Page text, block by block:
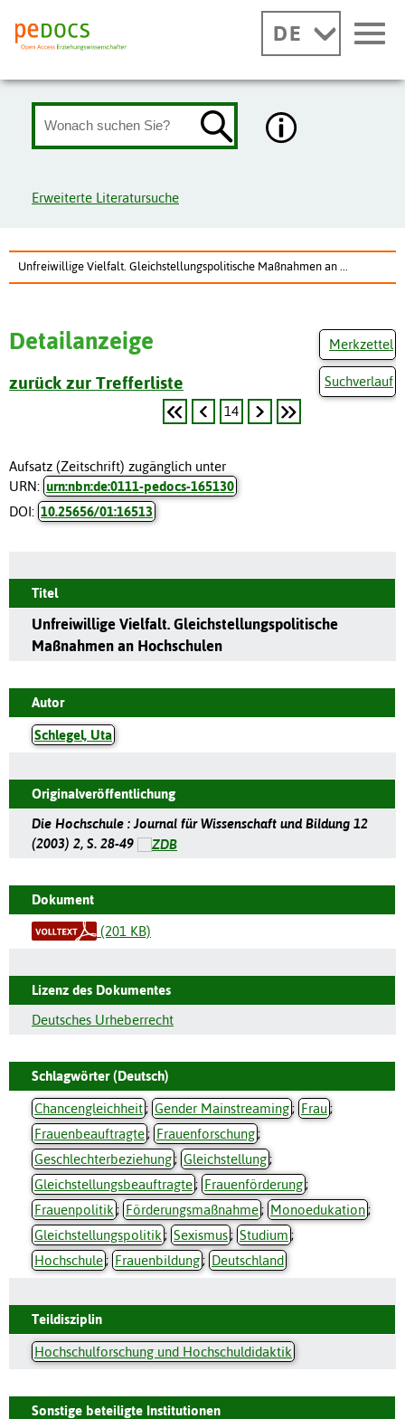
DE
Erweiterte Literatursuche
Unfreiwillige Vielfalt. Gleichstellungspolitische Maßnahmen an ...
Merkzettel
Suchverlauf
Detailanzeige
zurück zur Trefferliste
14
Aufsatz (Zeitschrift) zugänglich unter
URN: urn:nbn:de:0111-pedocs-165130
DOI: 10.25656/01:16513
Titel
Unfreiwillige Vielfalt. Gleichstellungspolitische
Maßnahmen an Hochschulen
Autor
Schlegel, Uta
Originalveröffentlichung
Die Hochschule : Journal für Wissenschaft und Bildung 12
(2003) 2, S. 28-49
Dokument
(201 KB)
Lizenz des Dokumentes
Deutsches Urheberrecht
Schlagwörter (Deutsch)
Chancengleichheit; Gender Mainstreaming; Frau ;
Frauenbeauftragte; Frauenforschung;
Geschlechterbeziehung; Gleichstellung;
Gleichstellungsbeauftragte; Frauenförderung;
Frauenpolitik ; Förderungsmaßnahme; Monoedukation;
Gleichstellungspolitik ; Sexismus; Studium ;
Hochschule; Frauenbildung; Deutschland
Teildisziplin
Hochschulforschung und Hochschuldidaktik
Sonstige beteiligte Institutionen